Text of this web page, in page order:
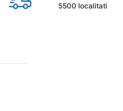
5500 localitati